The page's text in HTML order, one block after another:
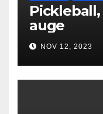
auge
NOV 12, 2023